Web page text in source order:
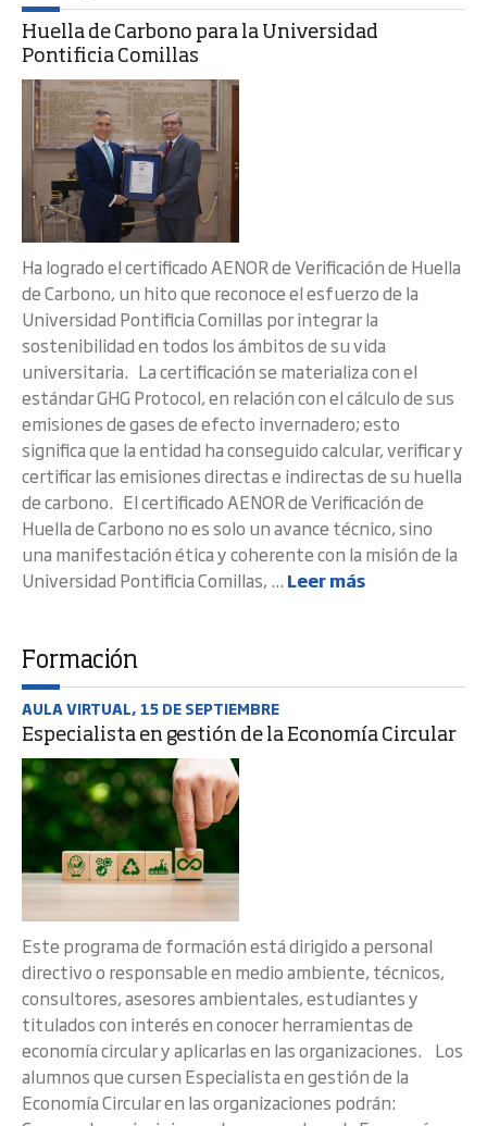
Huella de Carbono para la Universidad
Pontificia Comillas
Ha logrado el certificado AENOR de Verificación de Huella
de Carbono, un hito que reconoce el esfuerzo de la
Universidad Pontificia Comillas por integrar la
sostenibilidad en todos los ámbitos de su vida
universitaria. La certificación se materializa con el
estándar GHG Protocol, en relación con el cálculo de sus
emisiones de gases de efecto invernadero; esto
significa que la entidad ha conseguido calcular, verificar y
certificar las emisiones directas e indirectas de su huella
de carbono. El certificado AENOR de Verificación de
Huella de Carbono no es solo un avance técnico, sino
una manifestación ética y coherente con la misión de la
Universidad Pontificia Comillas, ... Leer más
Formación
AULA VIRTUAL, 15 DE SEPTIEMBRE
Especialista en gestión de la Economía Circular
Este programa de formación está dirigido a personal
directivo o responsable en medio ambiente, técnicos,
consultores, asesores ambientales, estudiantes y
titulados con interés en conocer herramientas de
economía circular y aplicarlas en las organizaciones. Los
alumnos que cursen Especialista en gestión de la
Economía Circular en las organizaciones podrán: